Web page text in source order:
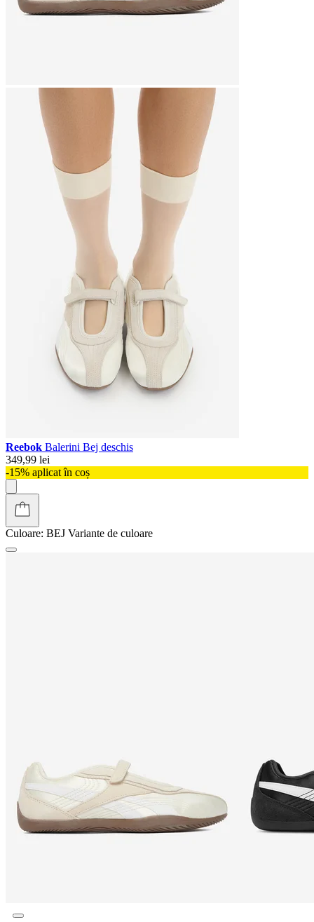
Reebok Balerini Bej deschis
349,99 lei
-15% aplicat în coș
Culoare: BEJ Variante de culoare